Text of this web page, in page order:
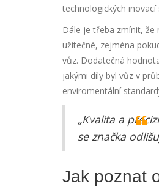
technologických inovací
Dále je třeba zmínit, že
užitečné, zejména
vůz. Dodatečná
jakými díly byl vůz v
enviromentální
„Kvalita a
se značka
Jak poznat